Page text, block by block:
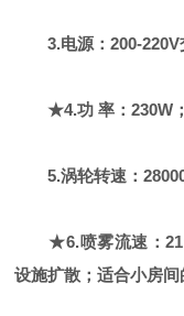
3.电源：200-220V
★4.功 率：230W；
5.涡轮转速：
★6.喷雾流速：
设施扩散；适合小房